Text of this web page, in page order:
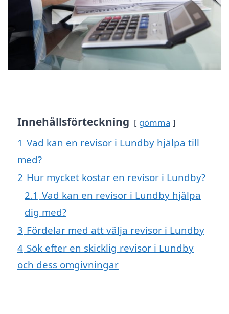
Innehållsförteckning gömma
1 Vad kan en revisor i Lundby hjälpa till
med?
2 Hur mycket kostar en revisor i Lundby?
2.1 Vad kan en revisor i Lundby hjälpa
dig med?
3 Fördelar med att välja revisor i Lundby
4 Sök efter en skicklig revisor i Lundby
och dess omgivningar